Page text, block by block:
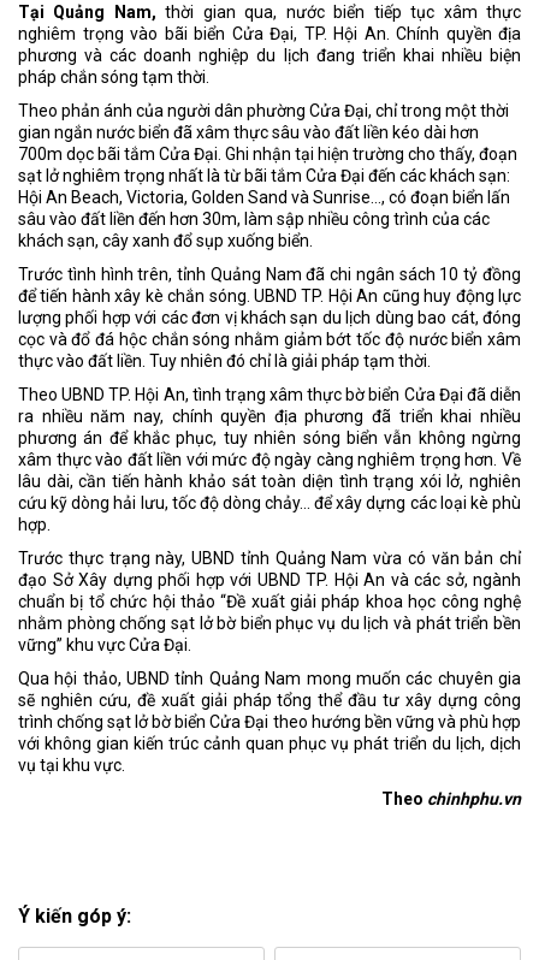
Tại Quảng Nam, thời gian qua, nước biển tiếp tục xâm thực
nghiêm trọng vào bãi biển Cửa Đại, TP. Hội An. Chính quyền địa
phương và các doanh nghiệp du lịch đang triển khai nhiều biện
pháp chắn sóng tạm thời.
Theo phản ánh của người dân phường Cửa Đại, chỉ trong một thời
gian ngắn nước biển đã xâm thực sâu vào đất liền kéo dài hơn
700m dọc bãi tắm Cửa Đại. Ghi nhận tại hiện trường cho thấy, đoạn
sạt lở nghiêm trọng nhất là từ bãi tắm Cửa Đại đến các khách sạn:
Hội An Beach, Victoria, Golden Sand và Sunrise…, có đoạn biển lấn
sâu vào đất liền đến hơn 30m, làm sập nhiều công trình của các
khách sạn, cây xanh đổ sụp xuống biển.
Trước tình hình trên, tỉnh Quảng Nam đã chi ngân sách 10 tỷ đồng
để tiến hành xây kè chắn sóng. UBND TP. Hội An cũng huy động lực
lượng phối hợp với các đơn vị khách sạn du lịch dùng bao cát, đóng
cọc và đổ đá hộc chắn sóng nhằm giảm bớt tốc độ nước biển xâm
thực vào đất liền. Tuy nhiên đó chỉ là giải pháp tạm thời.
Theo UBND TP. Hội An, tình trạng xâm thực bờ biển Cửa Đại đã diễn
ra nhiều năm nay, chính quyền địa phương đã triển khai nhiều
phương án để khắc phục, tuy nhiên sóng biển vẫn không ngừng
xâm thực vào đất liền với mức độ ngày càng nghiêm trọng hơn. Về
lâu dài, cần tiến hành khảo sát toàn diện tình trạng xói lở, nghiên
cứu kỹ dòng hải lưu, tốc độ dòng chảy… để xây dựng các loại kè phù
hợp.
Trước thực trạng này, UBND tỉnh Quảng Nam vừa có văn bản chỉ
đạo Sở Xây dựng phối hợp với UBND TP. Hội An và các sở, ngành
chuẩn bị tổ chức hội thảo “Đề xuất giải pháp khoa học công nghệ
nhằm phòng chống sạt lở bờ biển phục vụ du lịch và phát triển bền
vững” khu vực Cửa Đại.
Qua hội thảo, UBND tỉnh Quảng Nam mong muốn các chuyên gia
sẽ nghiên cứu, đề xuất giải pháp tổng thể đầu tư xây dựng công
trình chống sạt lở bờ biển Cửa Đại theo hướng bền vững và phù hợp
với không gian kiến trúc cảnh quan phục vụ phát triển du lịch, dịch
vụ tại khu vực.
Theo chinhphu.vn
Ý kiến góp ý: